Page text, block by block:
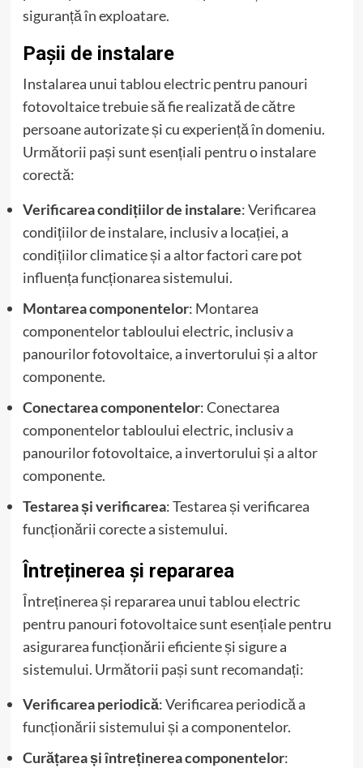
siguranță în exploatare.
Pașii de instalare
Instalarea unui tablou electric pentru panouri
fotovoltaice trebuie să fie realizată de către
persoane autorizate și cu experiență în domeniu.
Următorii pași sunt esențiali pentru o instalare
corectă:
Verificarea condițiilor de instalare: Verificarea
condițiilor de instalare, inclusiv a locației, a
condițiilor climatice și a altor factori care pot
influența funcționarea sistemului.
Montarea componentelor: Montarea
componentelor tabloului electric, inclusiv a
panourilor fotovoltaice, a invertorului și a altor
componente.
Conectarea componentelor: Conectarea
componentelor tabloului electric, inclusiv a
panourilor fotovoltaice, a invertorului și a altor
componente.
Testarea și verificarea: Testarea și verificarea
funcționării corecte a sistemului.
Întreținerea și repararea
Întreținerea și repararea unui tablou electric
pentru panouri fotovoltaice sunt esențiale pentru
asigurarea funcționării eficiente și sigure a
sistemului. Următorii pași sunt recomandați:
Verificarea periodică: Verificarea periodică a
funcționării sistemului și a componentelor.
Curățarea și întreținerea componentelor: